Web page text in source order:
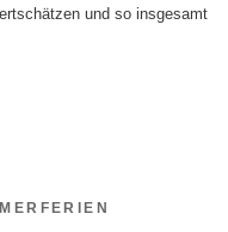
und so insgesamt